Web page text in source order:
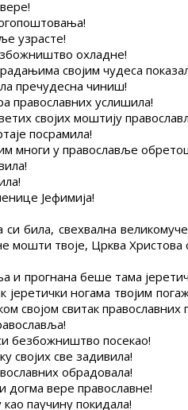
узрасте!
охладне!
својим чудеса
пречудесна чиниш!
православних услишила!
својих моштију
посрамила!
многи у православље
Јефимија!
си била, свехвална
мошти твоје, Црква Христова
и прогнана беше тама
јеретички ногама твојим
својом свитак
безбожништво посекао!
својих све задивила!
обрадовала!
догма вере православне!
као паучину покидала!